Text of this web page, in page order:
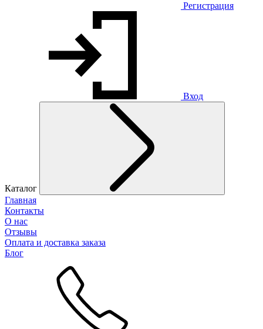
Регистрация
Вход
Каталог
Главная
Контакты
О нас
Отзывы
Оплата и доставка заказа
Блог